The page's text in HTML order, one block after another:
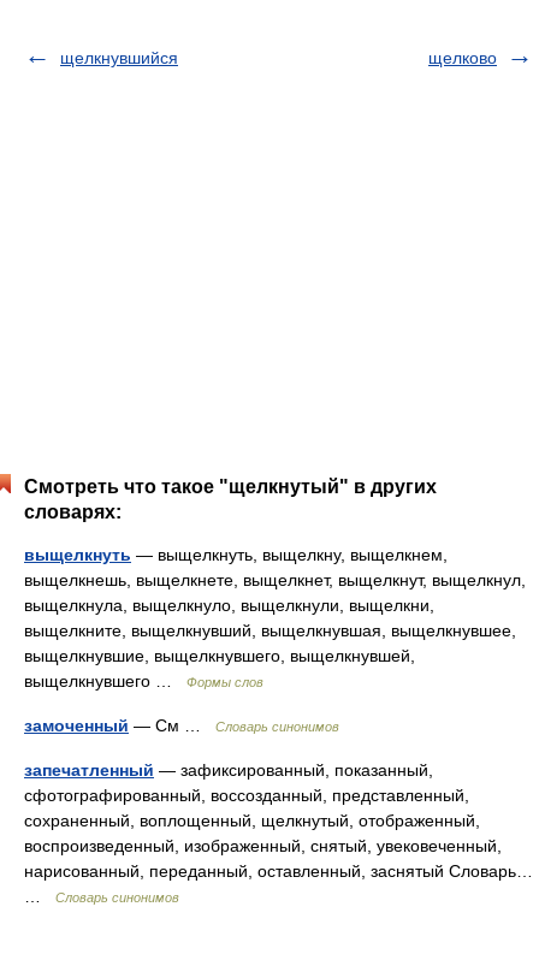
щелкнувшийся щелково
Смотреть что такое "щелкнутый" в других
словарях:
выщелкнуть — выщелкнуть, выщелкну, выщелкнем,
выщелкнешь, выщелкнете, выщелкнет, выщелкнут, выщелкнул,
выщелкнула, выщелкнуло, выщелкнули, выщелкни,
выщелкните, выщелкнувший, выщелкнувшая, выщелкнувшее,
выщелкнувшие, выщелкнувшего, выщелкнувшей,
выщелкнувшего …
Формы слов
замоченный — См … Словарь синонимов
запечатленный — зафиксированный, показанный,
сфотографированный, воссозданный, представленный,
сохраненный, воплощенный, щелкнутый, отображенный,
воспроизведенный, изображенный, снятый, увековеченный,
нарисованный, переданный, оставленный, заснятый Словарь…
Словарь синонимов